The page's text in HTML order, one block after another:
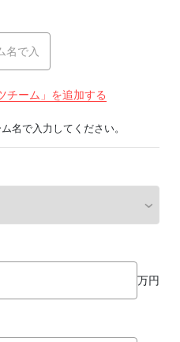
チーム」を追加する
名で入力してください。
万円